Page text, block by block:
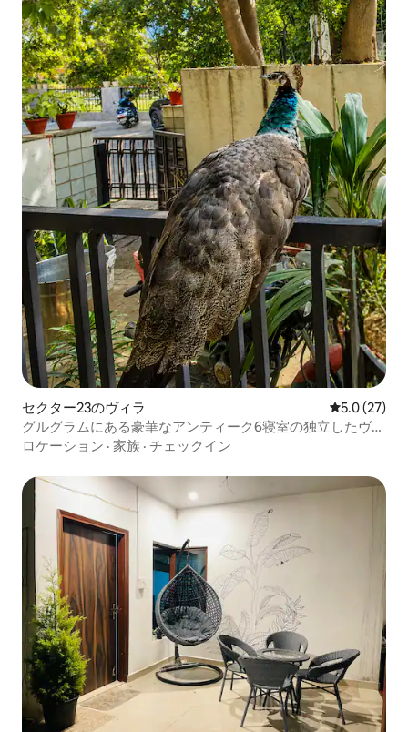
セクター23のヴィラ レビュー27
5.0 (27)
グルグラムにある豪華なアンティーク6寝室の独立したヴィ
ラ
ロケーション · 家族 · チェックイン